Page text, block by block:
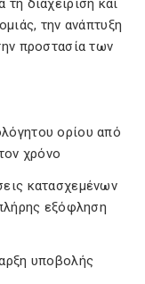
διαχείριση και
την ανάπτυξη
προστασία των
ορίου από
χρόνο
κατασχεμένων
εξόφληση
υποβολής